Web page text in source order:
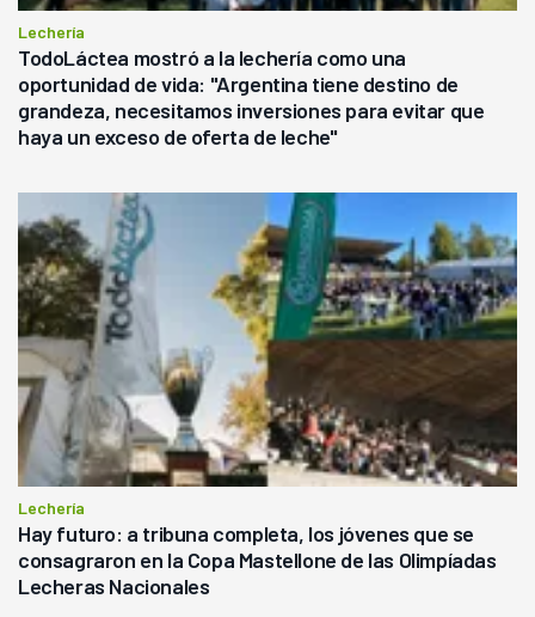
Lechería
TodoLáctea mostró a la lechería como una
oportunidad de vida: "Argentina tiene destino de
grandeza, necesitamos inversiones para evitar que
haya un exceso de oferta de leche"
Lechería
Hay futuro: a tribuna completa, los jóvenes que se
consagraron en la Copa Mastellone de las Olimpíadas
Lecheras Nacionales